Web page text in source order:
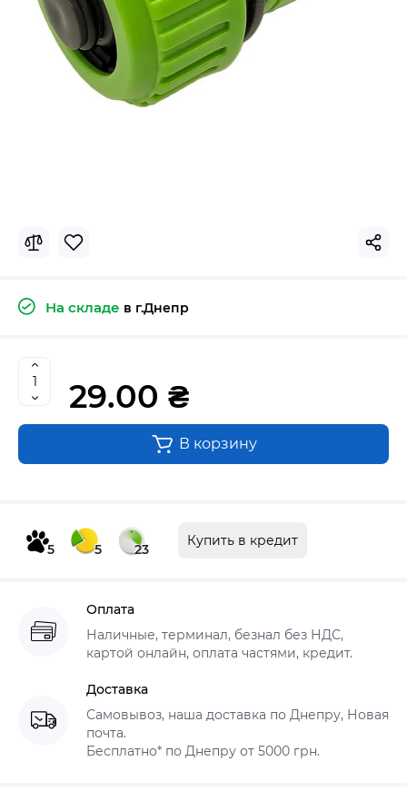
На складе в г.Днепр
29.00 ₴
В корзину
5 5 23
Купить в кредит
Оплата
Наличные, терминал, безнал без НДС,
картой онлайн, оплата частями, кредит.
Доставка
Самовывоз, наша доставка по Днепру, Новая
почта.
Бесплатно* по Днепру от 5000 грн.